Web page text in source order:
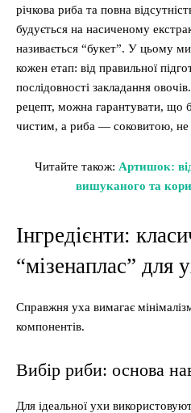
річкова риба та повна
будується на насиченому
називається “букет”. У цьому
кожен етап: від правильної
послідовності закладання
рецепт, можна гарантувати, що
чистим, а риба — соковитою, не
Читайте також: Артишок:
вишуканого та
Інгредієнти:
“мізенаплас” для
Справжня уха вимагає
компонентів.
Вибір риби: основа
Для ідеальної ухи